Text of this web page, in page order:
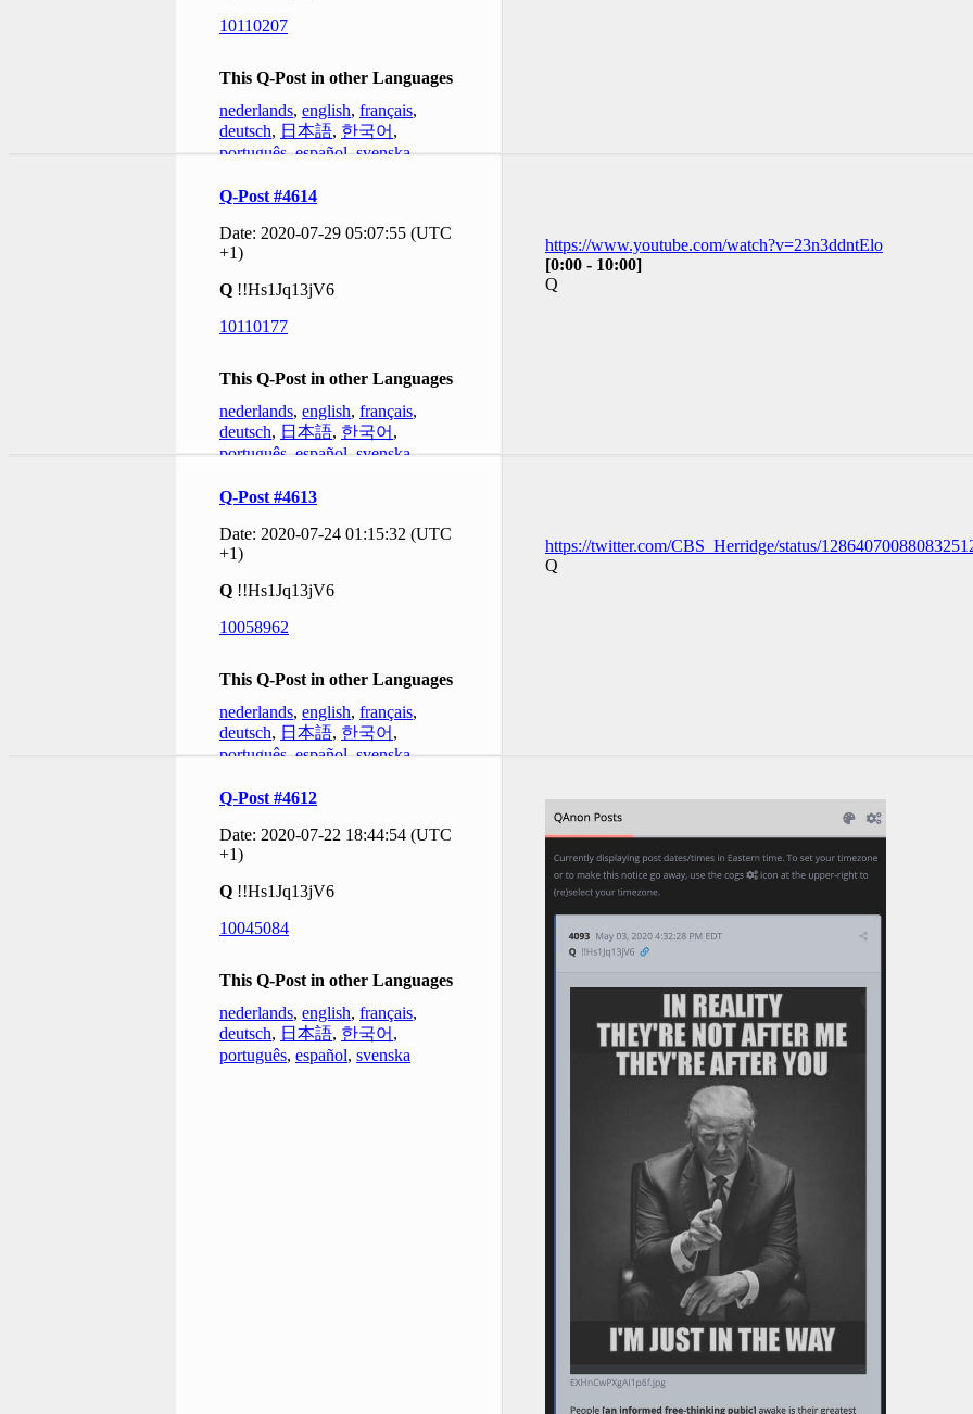
10110207
This Q-Post in other Languages
nederlands, english, français,
deutsch, 日本語, 한국어 ,
português,español,svenska
Q-Post #4614
Date: 2020-07-29 05:07:55 (UTC
+1)
Q !!Hs1Jq13jV6
10110177
This Q-Post in other Languages
nederlands, english, français,
deutsch, 日本語, 한국어 ,
português,español,svenska
https://www.youtube.com/watch?v=23n3ddntElo
[0:00 - 10:00]
Q
Q-Post #4613
Date: 2020-07-24 01:15:32 (UTC
+1)
Q !!Hs1Jq13jV6
10058962
This Q-Post in other Languages
nederlands, english, français,
deutsch, 日本語, 한국어 ,
português,español,svenska
https://twitter.com/CBS_Herridge/status/
Q
Q-Post #4612
Date: 2020-07-22 18:44:54 (UTC
+1)
Q !!Hs1Jq13jV6
10045084
This Q-Post in other Languages
nederlands, english, français,
deutsch, 日本語, 한국어 ,
português, español, svenska